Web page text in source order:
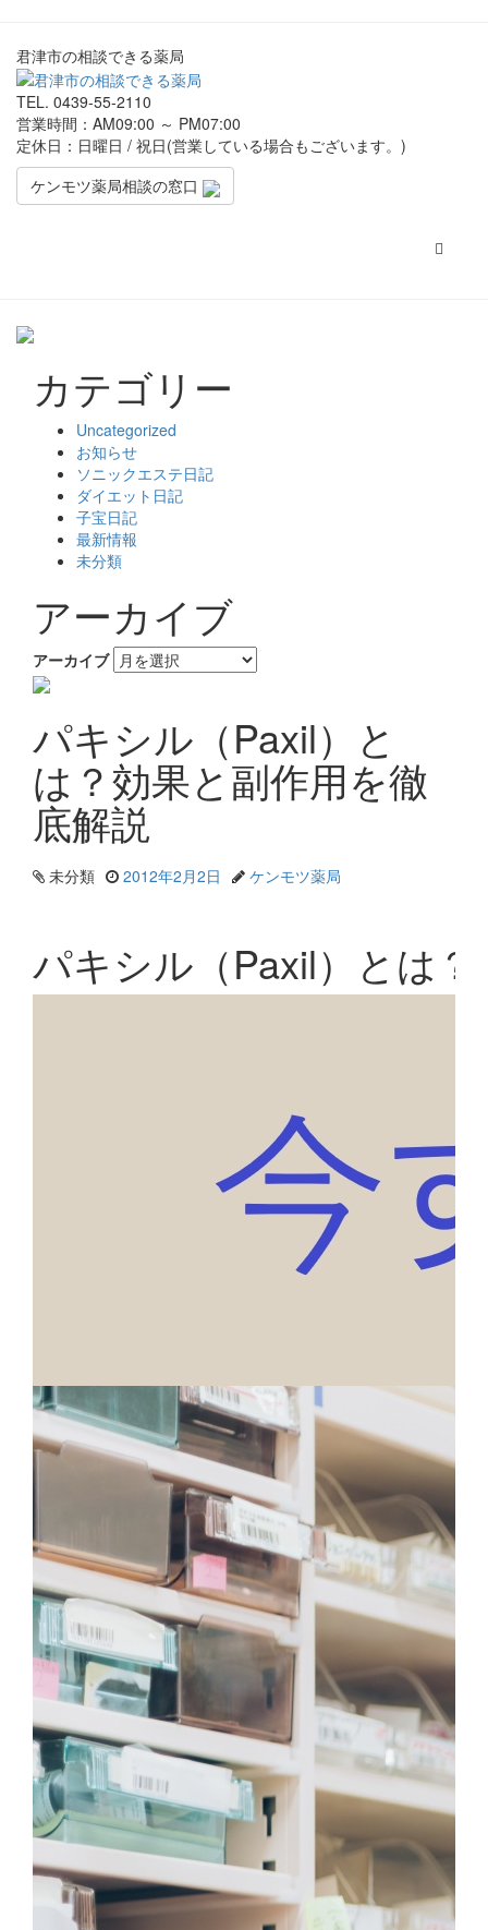
君津市の相談できる薬局
TEL. 0439-55-2110
営業時間：AM09:00 ～ PM07:00
定休日：日曜日 / 祝日(営業している場合もございます。)
ケンモツ薬局相談の窓口
Toggle
カテゴリー
Uncategorized
お知らせ
ソニックエステ日記
ダイエット日記
子宝日記
最新情報
未分類
アーカイブ
アーカイブ
パキシル（Paxil）と
は？効果と副作用を徹
底解説
未分類 2012年2月2日 ケンモツ薬局
パキシル（Paxil）とは